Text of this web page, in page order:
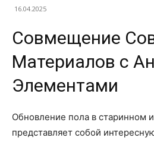
16.04.2025
Совмещение
Материалов с
Элементами
Обновление пола в старинном
представляет собой